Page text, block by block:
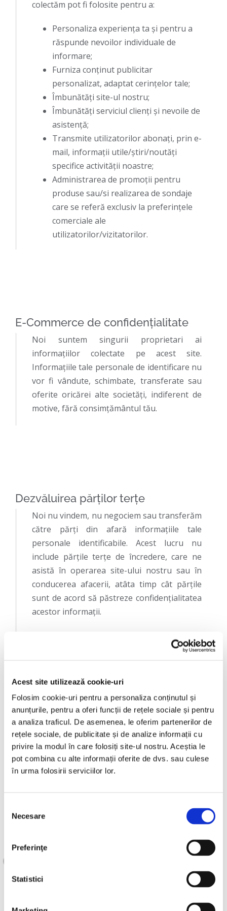
Acest site utilizează cookie-uri
Folosim cookie-uri pentru a personaliza conținutul și
anunțurile, pentru a oferi funcții de rețele sociale și pentru
a analiza traficul. De asemenea, le oferim partenerilor de
rețele sociale, de publicitate și de analize informații cu
privire la modul în care folosiți site-ul nostru. Aceștia le
pot combina cu alte informații oferite de dvs. sau culese
în urma folosirii serviciilor lor.
consimțământului
Necesare
Preferinţe
Statistici
colectăm pot fi folosite pentru a:
Personaliza experiența ta și pentru a
răspunde nevoilor individuale de
informare;
Furniza conținut publicitar
personalizat, adaptat cerinţelor tale;
Îmbunătăți site-ul nostru;
Îmbunătăți serviciul clienți și nevoile de
asistență;
Transmite utilizatorilor abonaţi, prin e-
mail, informaţii utile/ştiri/noutăţi
specifice activităţii noastre;
Administrarea de promoţii pentru
produse sau/si realizarea de sondaje
care se referă exclusiv la preferinţele
comerciale ale
utilizatorilor/vizitatorilor.
E-Commerce de confidențialitate
Noi suntem singurii proprietari ai
informațiilor colectate pe acest site.
Informațiile tale personale de identificare nu
vor fi vândute, schimbate, transferate sau
oferite oricărei alte societăți, indiferent de
motive, fără consimțământul tău.
Dezvăluirea părților terțe
Noi nu vindem, nu negociem sau transferăm
către părți din afară informațiile tale
personale identificabile. Acest lucru nu
include părțile terțe de încredere, care ne
asistă în operarea site-ului nostru sau în
conducerea afacerii, atâta timp cât părțile
sunt de acord să păstreze confidențialitatea
acestor informații.
schimb de informații, cu scopul de a
privesc activitățile ilegale, suspiciunea de
amenințări la siguranța fizică a oricărei
persoane, încălcări ale termenilor de
utilizare sau altfel cerute de lege.
Informațiile non-private, cu toate acestea,
pot fi furnizate către alte părți pentru
În calitate de client al nostru, dacă ţi-ai dat
consimțământul, te vom ține la curent în
vom trimite buletine informative.